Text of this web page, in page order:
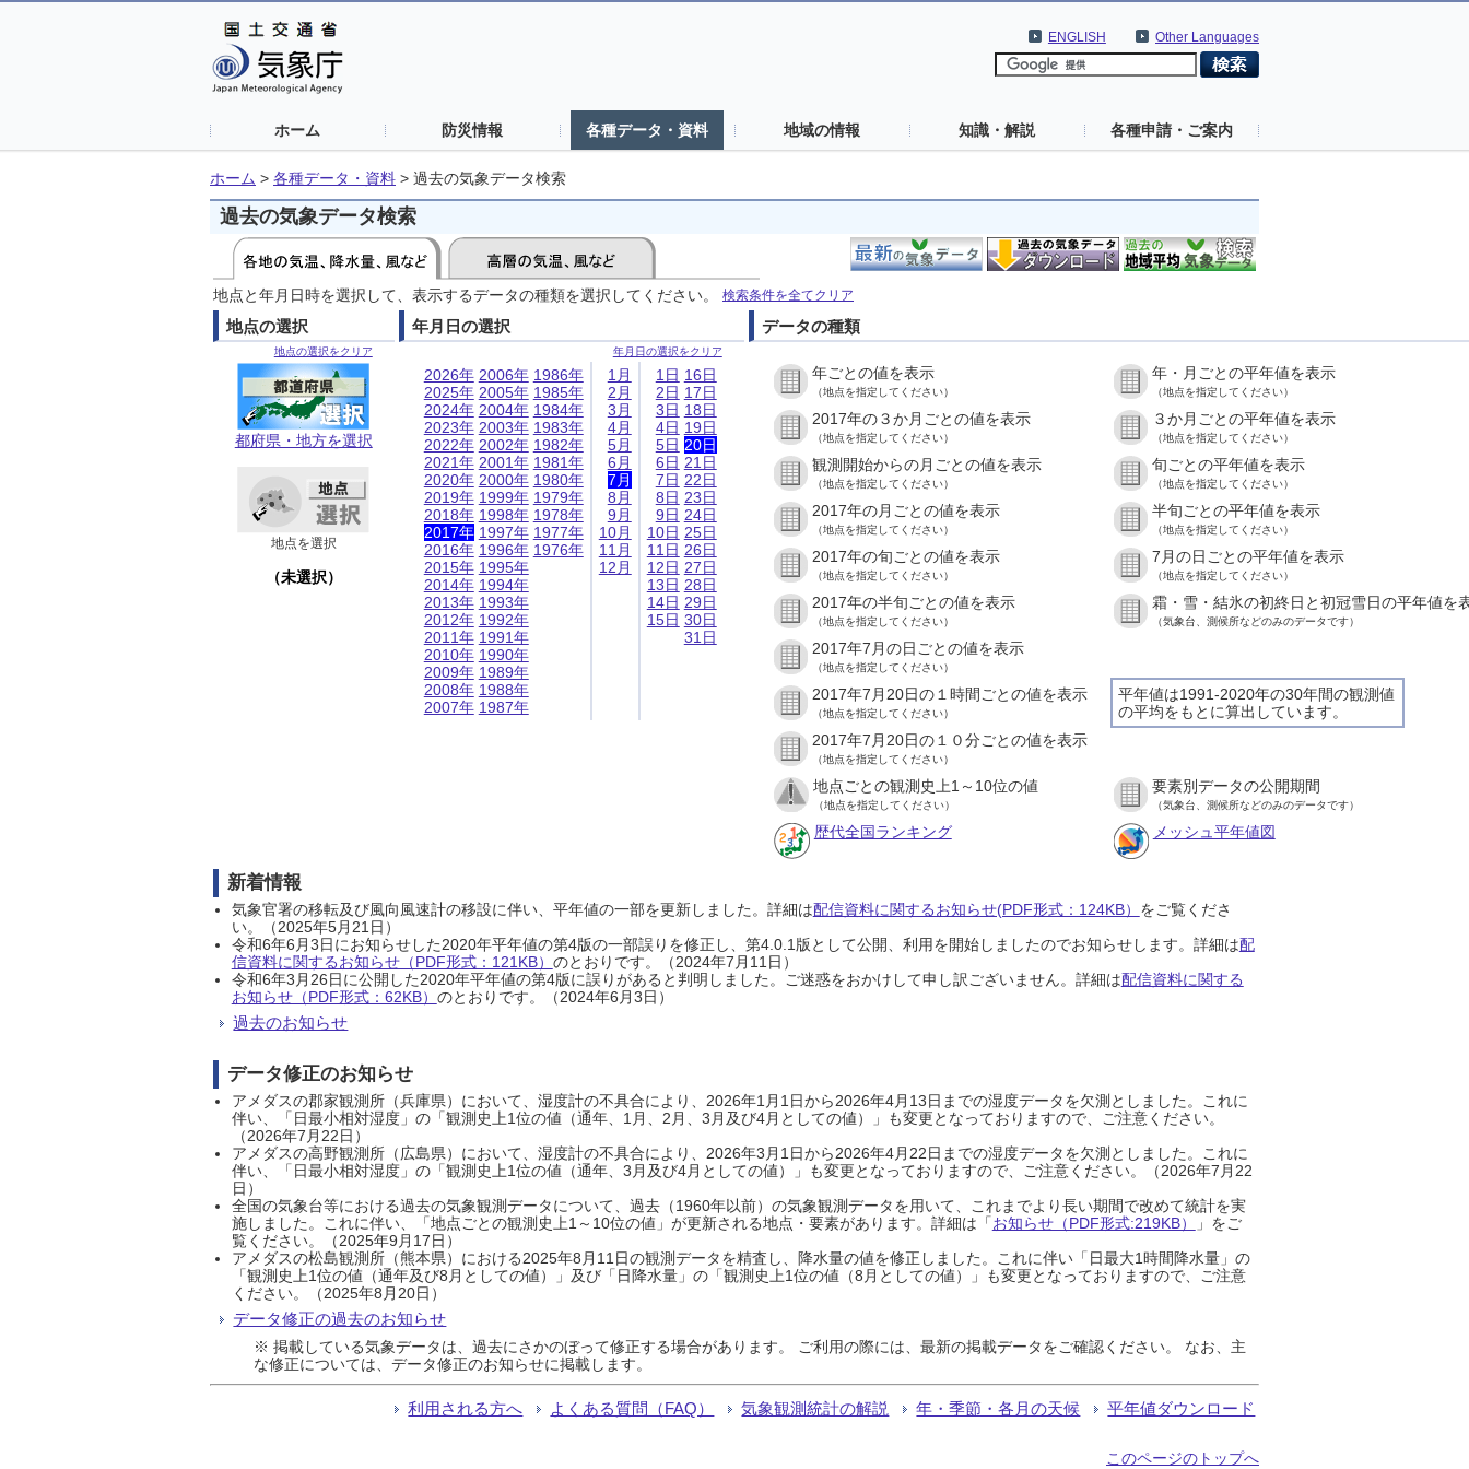
Other Languages
ENGLISH
ホーム 防災情報 各種データ・資料 地域の情報 知識・解説 各種申請・ご案内
ホーム > 各種データ・資料 > 過去の気象データ検索
過去の気象データ検索
地点と年月日時を選択して、表示するデータの種類を選択してください。 検索条件を全てクリア
地点の選択
地点の選択をクリア
都府県・地方を選択
地点を選択
（未選択）
年月日の選択
年月日の選択をクリア
2026年
2025年
2024年
2023年
2022年
2021年
2020年
2019年
2018年
2017年
2016年
2015年
2014年
2013年
2012年
2011年
2010年
2009年
2008年
2007年
2006年
2005年
2004年
2003年
2002年
2001年
2000年
1999年
1998年
1997年
1996年
1995年
1994年
1993年
1992年
1991年
1990年
1989年
1988年
1987年
1986年
1985年
1984年
1983年
1982年
1981年
1980年
1979年
1978年
1977年
1976年
1月
2月
3月
4月
5月
6月
7月
8月
9月
10月
11月
12月
1日
2日
3日
4日
5日
6日
7日
8日
9日
10日
11日
12日
13日
14日
15日
16日
17日
18日
19日
20日
21日
22日
23日
24日
25日
26日
27日
28日
29日
30日
31日
データの種類
年ごとの値を表示
（地点を指定してください）
年・月ごとの平年値を表示
（地点を指定してください）
2017年の３か月ごとの値を表示
（地点を指定してください）
３か月ごとの平年値を表示
（地点を指定してください）
観測開始からの月ごとの値を表示
（地点を指定してください）
旬ごとの平年値を表示
（地点を指定してください）
2017年の月ごとの値を表示
（地点を指定してください）
半旬ごとの平年値を表示
（地点を指定してください）
2017年の旬ごとの値を表示
（地点を指定してください）
7月の日ごとの平年値を表示
（地点を指定してください）
2017年の半旬ごとの値を表示
（地点を指定してください）
霜・雪・結氷の初終日と初冠雪日の平年値を
（気象台、測候所などのみのデータです）
2017年7月の日ごとの値を表示
（地点を指定してください）
平年値は1991-2020年の30年間の観測値
の平均をもとに算出しています。
2017年7月20日の１時間ごとの値を表示
（地点を指定してください）
2017年7月20日の１０分ごとの値を表示
（地点を指定してください）
地点ごとの観測史上1～10位の値
（地点を指定してください）
要素別データの公開期間
（気象台、測候所などのみのデータです）
歴代全国ランキング メッシュ平年値図
新着情報
気象官署の移転及び風向風速計の移設に伴い、平年値の一部を更新しました。詳細は配信資料に関するお知らせ(PDF形式：124KB） をご覧くださ
い。（2025年5月21日）
令和6年6月3日にお知らせした2020年平年値の第4版の一部誤りを修正し、第4.0.1版として公開、利用を開始しましたのでお知らせします。詳細は配
信資料に関するお知らせ（PDF形式：121KB） のとおりです。（2024年7月11日）
令和6年3月26日に公開した2020年平年値の第4版に誤りがあると判明しました。ご迷惑をおかけして申し訳ございません。詳細は配信資料に関する
お知らせ（PDF形式：62KB） のとおりです。（2024年6月3日）
過去のお知らせ
データ修正のお知らせ
アメダスの郡家観測所（兵庫県）において、湿度計の不具合により、2026年1月1日から2026年4月13日までの湿度データを欠測としました。これに
伴い、「日最小相対湿度」の「観測史上1位の値（通年、1月、2月、3月及び4月としての値）」も変更となっておりますので、ご注意ください。
（2026年7月22日）
アメダスの高野観測所（広島県）において、湿度計の不具合により、2026年3月1日から2026年4月22日までの湿度データを欠測としました。これに
伴い、「日最小相対湿度」の「観測史上1位の値（通年、3月及び4月としての値）」も変更となっておりますので、ご注意ください。（2026年7月22
日）
全国の気象台等における過去の気象観測データについて、過去（1960年以前）の気象観測データを用いて、これまでより長い期間で改めて統計を実
施しました。これに伴い、「地点ごとの観測史上1～10位の値」が更新される地点・要素があります。詳細は「お知らせ（PDF形式:219KB）
」をご
覧ください。（2025年9月17日）
アメダスの松島観測所（熊本県）における2025年8月11日の観測データを精査し、降水量の値を修正しました。これに伴い「日最大1時間降水量」の
「観測史上1位の値（通年及び8月としての値）」及び「日降水量」の「観測史上1位の値（8月としての値）」も変更となっておりますので、ご注意
ください。（2025年8月20日）
データ修正の過去のお知らせ
※ 掲載している気象データは、過去にさかのぼって修正する場合があります。 ご利用の際には、最新の掲載データをご確認ください。 なお、主
な修正については、データ修正のお知らせに掲載します。
利用される方へ よくある質問（FAQ） 気象観測統計の解説 年・季節・各月の天候 平年値ダウンロード
このページのトップへ